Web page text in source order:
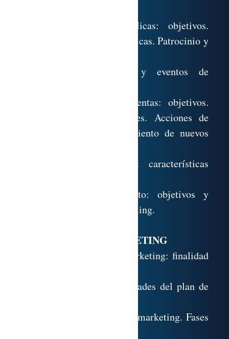
8.9. Las relaciones públicas: objetivos.
Técnicas de relaciones públicas. Patrocinio y
Organización de ferias y eventos de
8.10. La promoción de ventas: objetivos.
Herramientas promocionales. Acciones de
promoción para el lanzamiento de nuevos
8.11. La venta personal: características
8.12. El marketing directo: objetivos y
formas. Telemarketing. Mailing.
EL PLAN DE MARKETING
9.1. La planificación de marketing: finalidad
9.2. Características y utilidades del plan de
9.3. Estructura del plan de marketing. Fases